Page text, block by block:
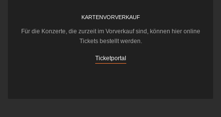
KARTENVORVERKAUF
Für die Konzerte, die zurzeit im Vorverkauf sind, können hier online
Tickets bestellt werden.
Ticketportal